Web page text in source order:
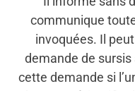
communique
invoquées. Il
demande de
cette demande si